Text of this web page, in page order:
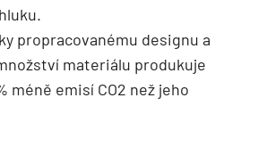
propracovanému designu a
materiálu produkuje
méně emisí CO2 než jeho